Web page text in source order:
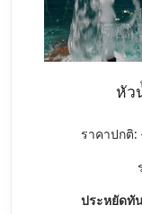
หัว
ราคาปกติ:
ประหยัดทั